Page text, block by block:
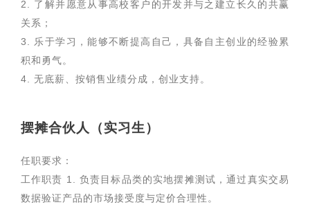
2. 了解并愿意从事高校客户的开发并与之建立长久的共赢
关系；
3. 乐于学习，能够不断提高自己，具备自主创业的经验累
积和勇气。
4. 无底薪、按销售业绩分成，创业支持。
摆摊合伙人（实习生）
任职要求：
工作职责 1. 负责目标品类的实地摆摊测试，通过真实交易
数据验证产品的市场接受度与定价合理性。